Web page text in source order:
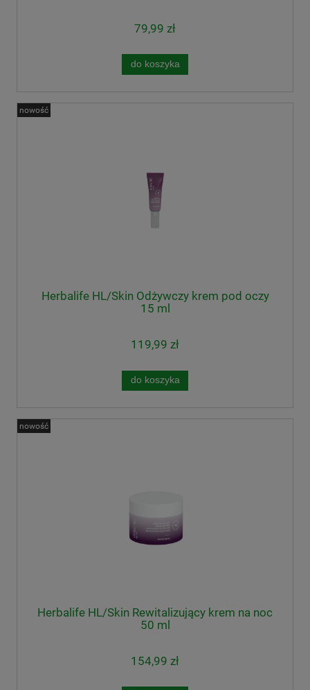
79,99 zł
do koszyka
Herbalife HL/Skin Odżywczy krem pod oczy
15 ml
119,99 zł
do koszyka
nowość
Herbalife HL/Skin Rewitalizujący krem na noc
50 ml
154,99 zł
nowość